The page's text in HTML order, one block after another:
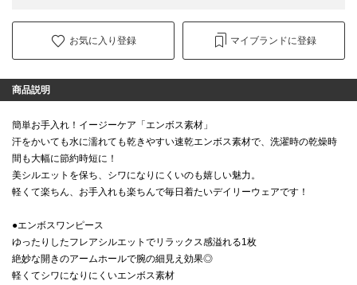
お気に入り登録 マイブランドに登録
商品説明
簡単お手入れ！イージーケア「エンボス素材」
汗をかいても水に濡れても乾きやすい速乾エンボス素材で、洗濯時の乾燥時
間も大幅に節約時短に！
美シルエットを保ち、シワになりにくいのも嬉しい魅力。
軽くて楽ちん、お手入れも楽ちんで毎日着たいデイリーウェアです！
●エンボスワンピース
ゆったりしたフレアシルエットでリラックス感溢れる1枚
絶妙な開きのアームホールで腕の細見え効果◎
軽くてシワになりにくいエンボス素材